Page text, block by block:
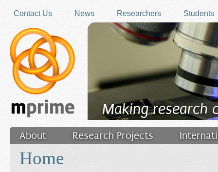
Contact Us
News Researchers Students
Making research
About Research Projects
Filler
Home